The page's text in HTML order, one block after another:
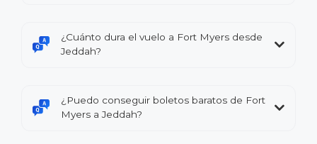
¿Cuánto dura el vuelo a Fort Myers desde
Jeddah?
¿Puedo conseguir boletos baratos de Fort
Myers a Jeddah?